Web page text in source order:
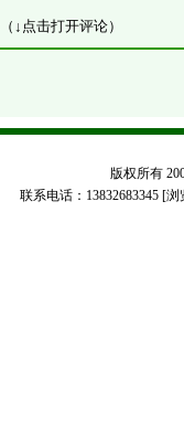
（↓点击打开评论）
版权所有
联系电话：13832683345 [浏